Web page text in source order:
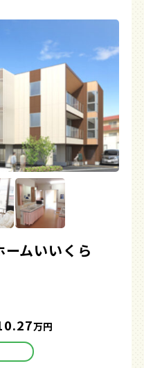
ームいいくら
万円